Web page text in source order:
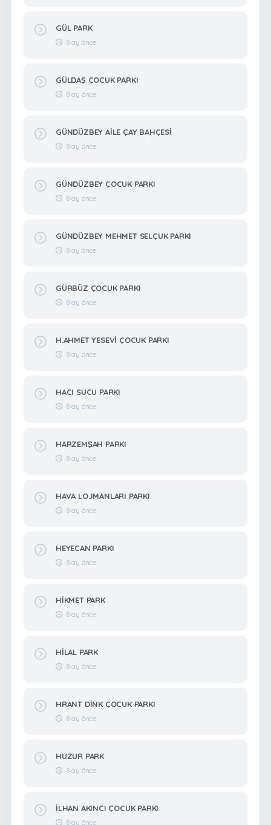
GÜL PARK
8 ay önce
GÜLDAŞ ÇOCUK PARKI
8 ay önce
GÜNDÜZBEY AİLE ÇAY BAHÇESİ
8 ay önce
GÜNDÜZBEY ÇOCUK PARKI
8 ay önce
GÜNDÜZBEY MEHMET SELÇUK PARKI
8 ay önce
GÜRBÜZ ÇOCUK PARKI
8 ay önce
H.AHMET YESEVİ ÇOCUK PARKI
8 ay önce
HACI SUCU PARKI
8 ay önce
HARZEMŞAH PARKI
8 ay önce
HAVA LOJMANLARI PARKI
8 ay önce
HEYECAN PARKI
8 ay önce
HİKMET PARK
8 ay önce
HİLAL PARK
8 ay önce
HRANT DİNK ÇOCUK PARKI
8 ay önce
HUZUR PARK
8 ay önce
İLHAN AKINCI ÇOCUK PARKI
8 ay önce